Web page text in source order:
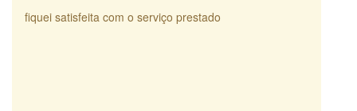
fiquei satisfeita com o serviço prestado